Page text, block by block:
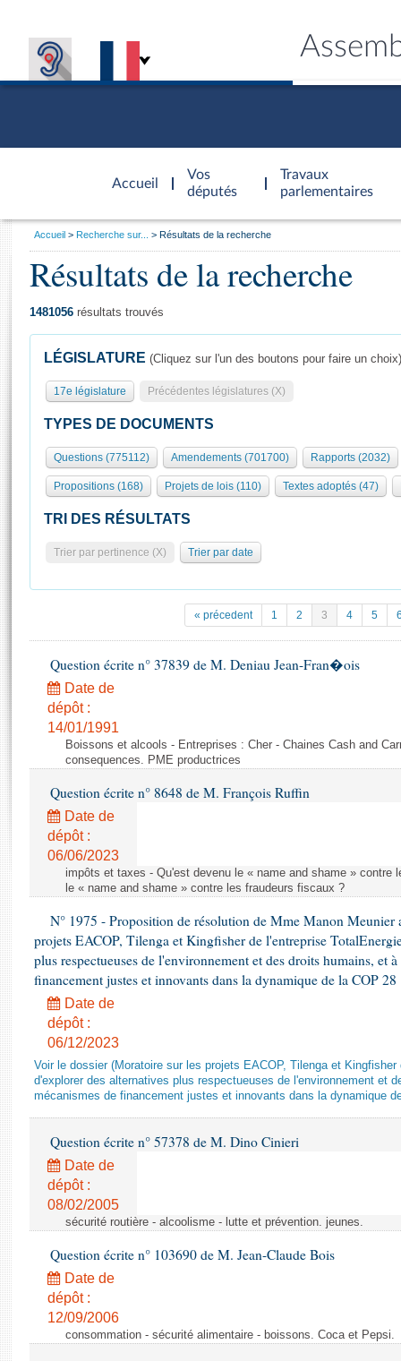
Accueil
d'accueil
Vos
députés
Travaux
parlementaires
Présidence
577 députés
Groupes politiques
Séance publique
Commissions et autres organes
Europe et International
Pétitions
Projets de loi
Propositions de loi
Amendements
Textes adoptés
Rapports législatifs
Rapports sur l'application des lois
Baromètre de l’application des lois
Dossiers législatifs
Budget et sécurité sociale
Questions écrites et orales
Comptes rendus des débats
Général
Rôle et pouvoirs de l'Assemblée
Organisation de l'Assemblée
Présidence Conférence des Présidents Bureau Collège des
Statistiques et chiffres clés
Documents de référence
( Constitution | Règlement de l'Assemblée ... )
Histoire
Juniors
Anciennes législatures
Visiter l'Assemblée
Visite virtuelle du palais Bourbon
Assister à une séance
Contacts et plan d'accès
Photos libres de droit
Vous
Accueil Recherche sur... Résultats de la recherche
Résultats de la recherche
1481056 résultats trouvés
LÉGISLATURE (Cliquez sur l'un des boutons pour faire un choix)
17e législature Précédentes législatures (X)
TYPES DE DOCUMENTS
Questions (775112) Amendements (701700) Rapports (2032)
Propositions (168) Projets de lois (110) Textes adoptés (47)
TRI DES RÉSULTATS
Trier par pertinence (X) Trier par date
« précedent 1 2 3 4 5
Question écrite n° 37839 de M. Deniau Jean-Fran�ois
Date de
dépôt :
14/01/1991
Boissons et alcools - Entreprises : Cher - Chaines Cash and
consequences. PME productrices
Question écrite n° 8648 de M. François Ruffin
Date de
dépôt :
06/06/2023
impôts et taxes - Qu'est devenu le « name and shame » contre
le « name and shame » contre les fraudeurs fiscaux ?
N° 1975 - Proposition de résolution de Mme Manon Meunier
projets EACOP, Tilenga et Kingfisher de l'entreprise
plus respectueuses de l'environnement et des droits humains, et
financement justes et innovants dans la dynamique de la COP 28
Date de
dépôt :
06/12/2023
Voir le dossier (Moratoire sur les projets EACOP, Tilenga et
d'explorer des alternatives plus respectueuses de l'environnement et
mécanismes de financement justes et innovants dans la dynamique
Question écrite n° 57378 de M. Dino Cinieri
Date de
dépôt :
08/02/2005
sécurité routière - alcoolisme - lutte et prévention. jeunes.
Question écrite n° 103690 de M. Jean-Claude Bois
Date de
dépôt :
12/09/2006
consommation - sécurité alimentaire - boissons. Coca et Pepsi.